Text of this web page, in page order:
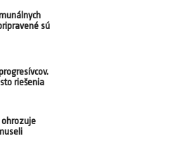
sú
riešenia
ohrozuje